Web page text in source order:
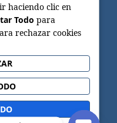
haciendo clic en
Todo para
rechazar cookies